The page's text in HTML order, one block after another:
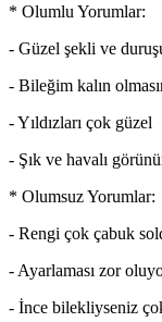
* Olumlu Yorumlar:
- Güzel şekli ve
- Bileğim kalın
- Yıldızları çok güzel
- Şık ve havalı
* Olumsuz Yorumlar:
- Rengi çok çabuk
- Ayarlaması zor
- İnce bilekliyseniz